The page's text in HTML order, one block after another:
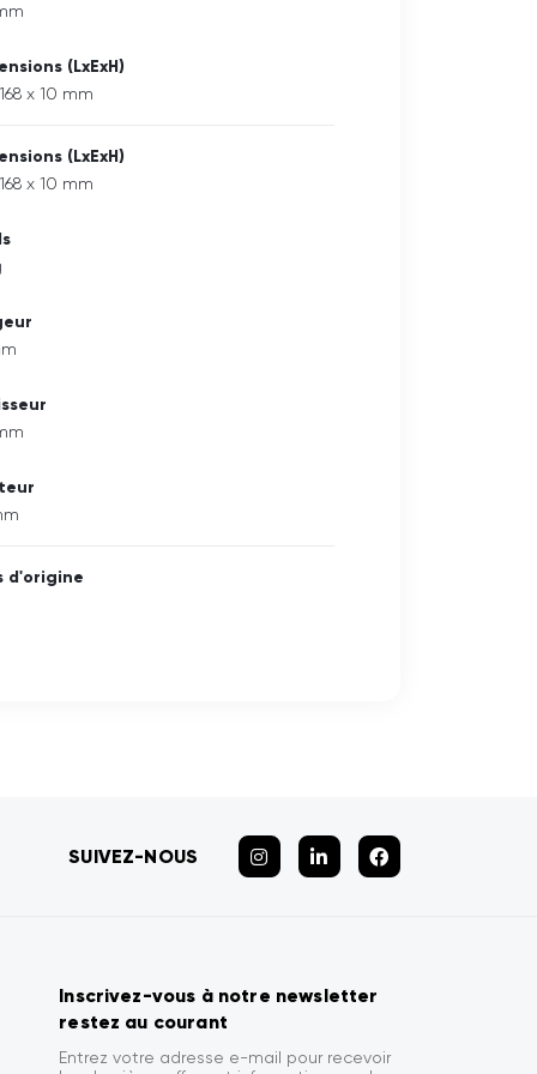
(LxExH)
x 10 mm
(LxExH)
x 10 mm
d'origine
SUIVEZ-NOUS
Inscrivez-vous à notre newsletter
restez au courant
Entrez votre adresse e-mail pour recevoir